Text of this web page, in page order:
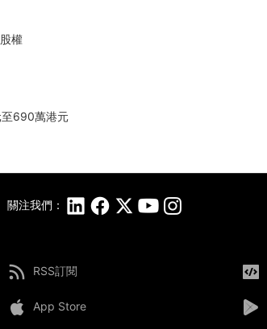
權
690萬港元
關注我們：
RSS訂閱
App Store